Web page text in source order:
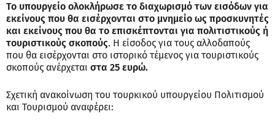
Το υπουργείο ολοκλήρωσε το διαχωρισμό των εισόδων για
εκείνους που θα εισέρχονται στο μνημείο ως προσκυνητές
και εκείνους που θα το επισκέπτονται για πολιτιστικούς ή
τουριστικούς σκοπούς. Η είσοδος για τους αλλοδαπούς
που θα εισέρχονται στο ιστορικό τέμενος για τουριστικούς
σκοπούς ανέρχεται στα 25 ευρώ.
Σχετική ανακοίνωση του τουρκικού υπουργείου Πολιτισμού
και Τουρισμού αναφέρει: